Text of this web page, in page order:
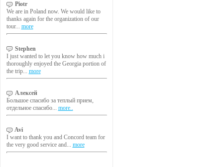
Piotr
We are in Poland now. We would like to
thanks again for the organization of our
tour... more
Stephen
I just wanted to let you know how much i
thoroughly enjoyed the Georgia portion of
the trip... more
Алексей
Большое спасибо за теплый прием,
отдельное спасибо... more..
Avi
I want to thank you and Concord team for
the very good service and... more